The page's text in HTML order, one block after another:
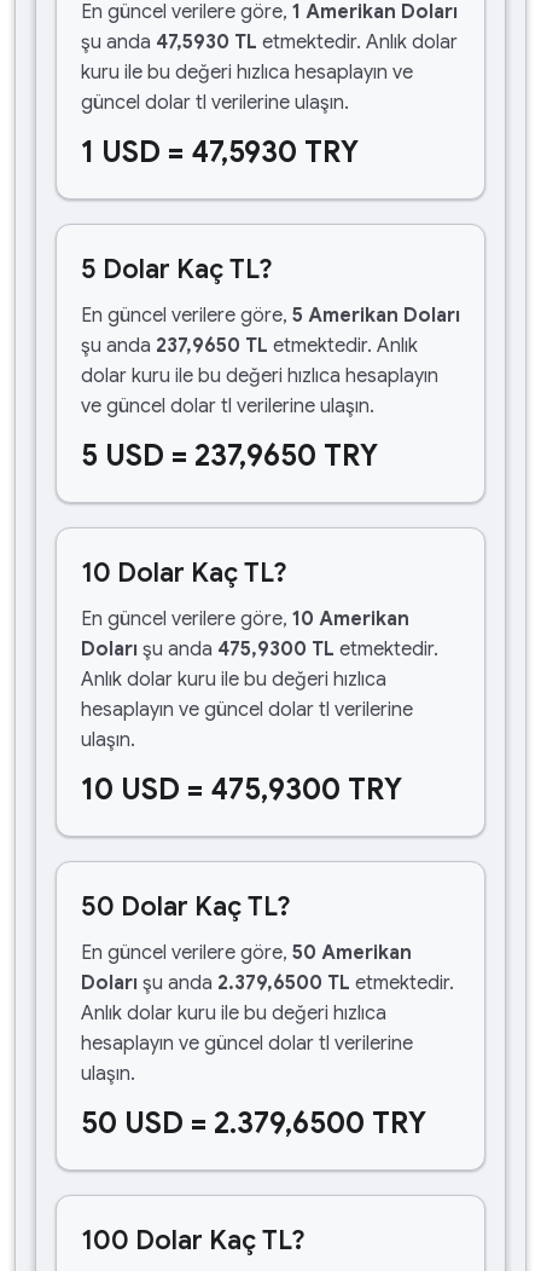
En güncel verilere göre, 1 Amerikan Doları
şu anda 47,5930 TL etmektedir. Anlık dolar
kuru ile bu değeri hızlıca hesaplayın ve
güncel dolar tl verilerine ulaşın.
1 USD = 47,5930 TRY
5 Dolar Kaç TL?
En güncel verilere göre, 5 Amerikan Doları
şu anda 237,9650 TL etmektedir. Anlık
dolar kuru ile bu değeri hızlıca hesaplayın
ve güncel dolar tl verilerine ulaşın.
5 USD = 237,9650 TRY
10 Dolar Kaç TL?
En güncel verilere göre, 10 Amerikan
Doları şu anda 475,9300 TL etmektedir.
Anlık dolar kuru ile bu değeri hızlıca
hesaplayın ve güncel dolar tl verilerine
ulaşın.
10 USD = 475,9300 TRY
50 Dolar Kaç TL?
En güncel verilere göre, 50 Amerikan
Doları şu anda 2.379,6500 TL etmektedir.
Anlık dolar kuru ile bu değeri hızlıca
hesaplayın ve güncel dolar tl verilerine
ulaşın.
50 USD = 2.379,6500 TRY
100 Dolar Kaç TL?